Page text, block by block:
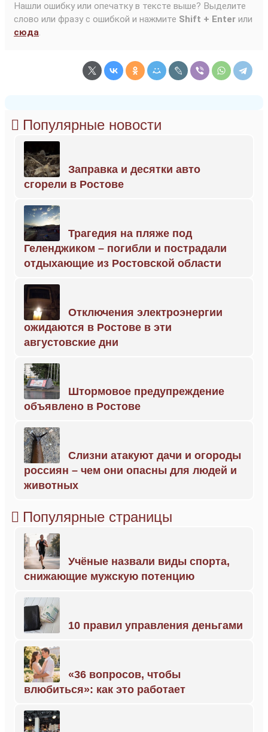
Нашли ошибку или опечатку в тексте выше? Выделите
слово или фразу с ошибкой и нажмите Shift + Enter или
сюда.
Популярные новости
Заправка и десятки авто
сгорели в Ростове
Трагедия на пляже под
Геленджиком – погибли и пострадали
отдыхающие из Ростовской области
Отключения электроэнергии
ожидаются в Ростове в эти
августовские дни
Штормовое предупреждение
объявлено в Ростове
Слизни атакуют дачи и огороды
россиян – чем они опасны для людей и
животных
Популярные страницы
Учёные назвали виды спорта,
снижающие мужскую потенцию
10 правил управления деньгами
«36 вопросов, чтобы
влюбиться»: как это работает